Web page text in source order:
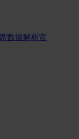
数据解析官